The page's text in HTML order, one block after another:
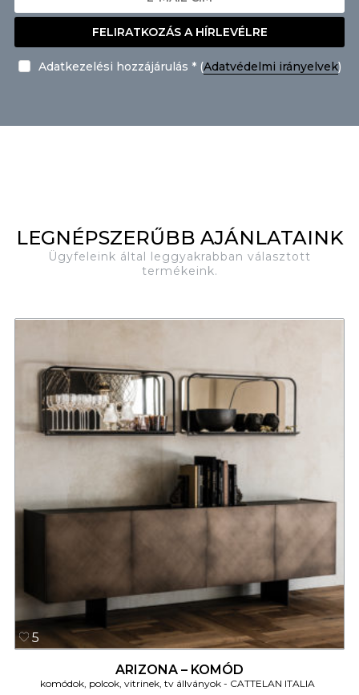
FELIRATKOZÁS A HÍRLEVÉLRE
Adatkezelési hozzájárulás * (Adatvédelmi irányelvek)
LEGNÉPSZERŰBB AJÁNLATAINK
Ügyfeleink által leggyakrabban választott
termékeink.
5
ARIZONA – KOMÓD
komódok, polcok, vitrinek, tv állványok CATTELAN ITALIA